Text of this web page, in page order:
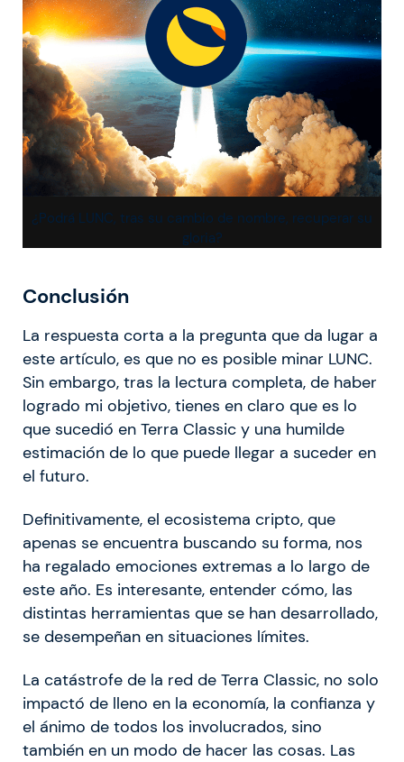
¿Podrá LUNC, tras su cambio de nombre, recuperar su
gloria?
Conclusión
La respuesta corta a la pregunta que da lugar a
este artículo, es que no es posible minar LUNC.
Sin embargo, tras la lectura completa, de haber
logrado mi objetivo, tienes en claro que es lo
que sucedió en Terra Classic y una humilde
estimación de lo que puede llegar a suceder en
el futuro.
Definitivamente, el ecosistema cripto, que
apenas se encuentra buscando su forma, nos
ha regalado emociones extremas a lo largo de
este año. Es interesante, entender cómo, las
distintas herramientas que se han desarrollado,
se desempeñan en situaciones límites.
La catástrofe de la red de Terra Classic, no solo
impactó de lleno en la economía, la confianza y
el ánimo de todos los involucrados, sino
también en un modo de hacer las cosas. Las